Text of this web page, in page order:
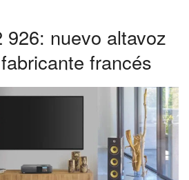
926: nuevo altavoz
francés